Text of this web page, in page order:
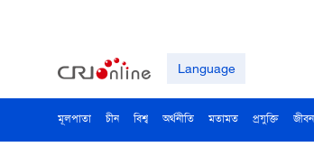
Language
মূলপাতা চীন বিশ্ব অর্থনীতি মতামত প্রযুক্তি